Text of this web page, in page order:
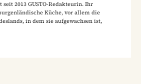
seit 2013 GUSTO-Redakteurin. Ihr
Küche, vor allem die
in dem sie aufgewachsen ist,